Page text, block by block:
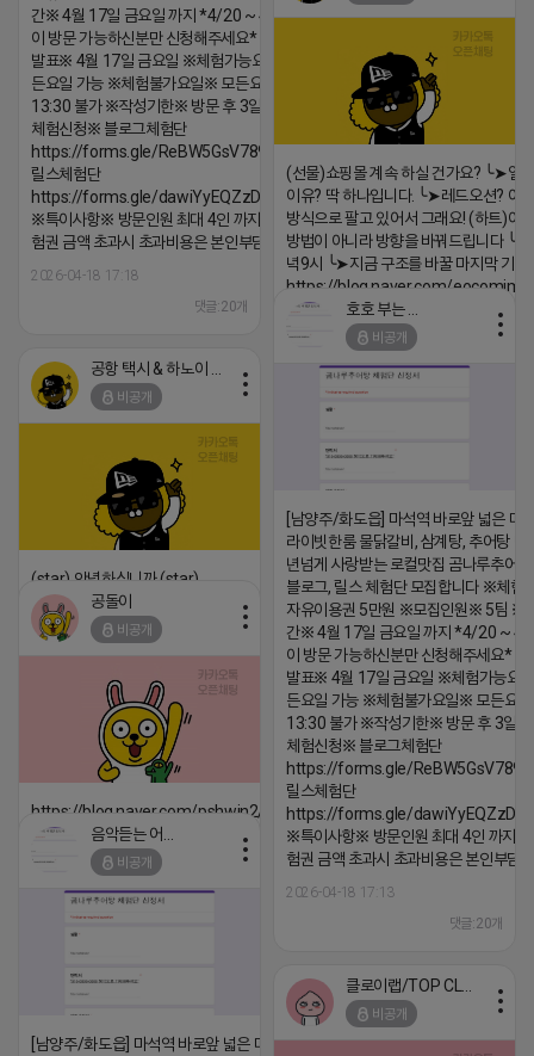
간※ 4월 17일 금요일 까지 *4/20 ~ 4/26 사
이 방문 가능하신분만 신청해주세요* ※체험단
발표※ 4월 17일 금요일 ※체험가능요일※ 모
든요일 가능 ※체험불가요일※ 모든요일 12 ~
13:30 불가 ※작성기한※ 방문 후 3일 이내 ※
체험신청※ 블로그체험단
https://forms.gle/ReBW5GsV789ur2Pz6
릴스체험단
https://forms.gle/dawiYyEQZzDdqf8W8
※특이사항※ 방문인원 최대 4인 까지 가능 체
험권 금액 초과시 초과비용은 본인부담입니다.
2026-04-18 17:18
댓글:20개
(선물)쇼핑몰 계속 하실 건가요? ╰➤열
이유? 딱 하나입니다. ╰➤레드오션? 아
방식으로 팔고 있어서 그래요! (하트)이
방법이 아니라 방향을 바꿔드립니다
녁9시 ╰➤지금 구조를 바꿀 마지막 기회
https://blog.naver.com/eocomim/
2026-04-18 17:15
비공개
[남양주/화도읍] 마석역 바로앞 넓은 매
라이빗한룸 물닭갈비, 삼계탕, 추어탕 맛
년넘게 사랑받는 로컬맛집 곰나루추어
블로그, 릴스 체험단 모집합니다 ※체험
자유이용권 5만원 ※모집인원※ 5팀 ※
간※ 4월 17일 금요일 까지 *4/20 ~ 4/
이 방문 가능하신분만 신청해주세요* ※
발표※ 4월 17일 금요일 ※체험가능요
든요일 가능 ※체험불가요일※ 모든요
13:30 불가 ※작성기한※ 방문 후 3일
체험신청※ 블로그체험단
https://forms.gle/
릴스체험단
https://forms.gle/
※특이사항※ 방문인원 최대 4인 까지
험권 금액 초과시 초과비용은 본인부담
2026-04-18 17:13
댓글:20개
비공개
(star) 안녕하십니까 (star)
2026-04-18 17:12
공돌이
비공개
https://blog.naver.com/pshwin2/224023970047
2026-04-18 17:12
비공개
[남양주/화도읍] 마석역 바로앞 넓은 매장과, 프
비공개